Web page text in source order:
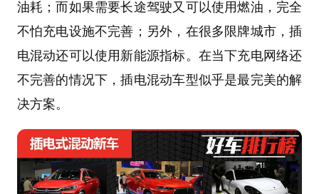
油耗；而如果需要长途驾驶又可以使用燃油，完全
不怕充电设施不完善；另外，在很多限牌城市，插
电混动还可以使用新能源指标。在当下充电网络还
不完善的情况下，插电混动车型似乎是最完美的解
决方案。